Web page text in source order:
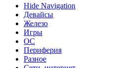
Hide Navigation
Девайсы
Железо
Игры
ОС
Периферия
Разное